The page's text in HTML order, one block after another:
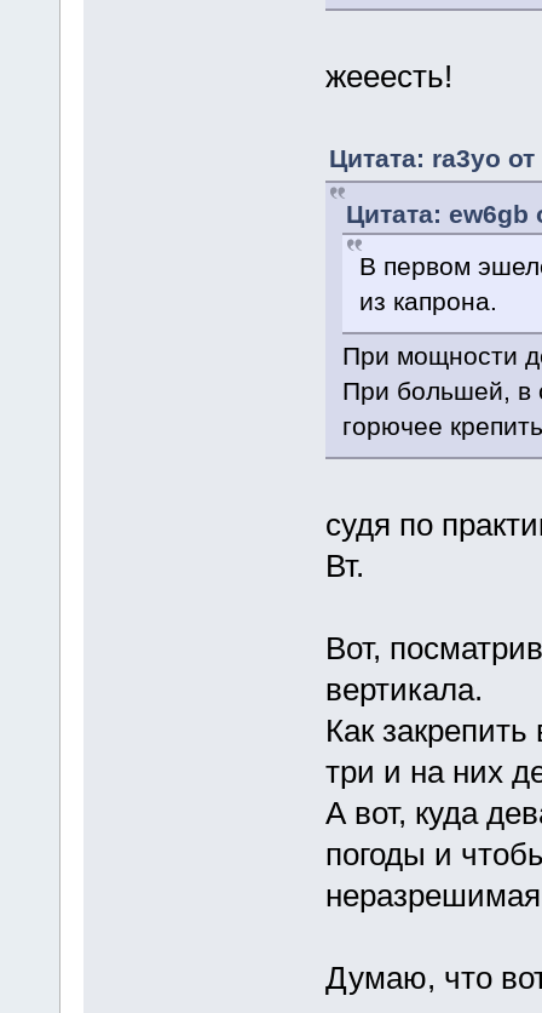
жееесть!
Цитата: ra3yo
Цитата: ew6gb
В первом
из капрона.
При мощности
При большей, в
горючее
судя по
Вт.
Вот,
вертикала.
Как
три и на них
А вот, куда
погоды и
Думаю, что